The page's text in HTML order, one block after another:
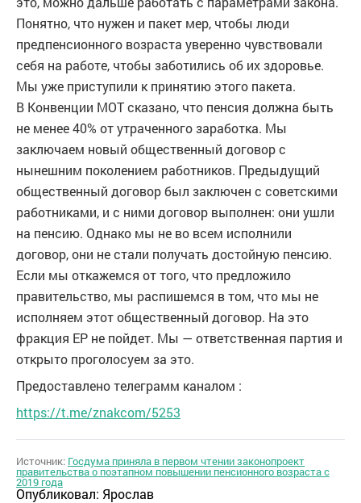
Понятно, что нужен и пакет мер, чтобы люди
предпенсионного возраста уверенно чувствовали
себя на работе, чтобы заботились об их здоровье.
Мы уже приступили к принятию этого пакета.
В Конвенции МОТ сказано, что пенсия должна быть
не менее 40% от утраченного заработка. Мы
заключаем новый общественный договор с
нынешним поколением работников. Предыдущий
общественный договор был заключен с советскими
работниками, и с ними договор выполнен: они ушли
на пенсию. Однако мы не во всем исполнили
договор, они не стали получать достойную пенсию.
Если мы откажемся от того, что предложило
правительство, мы распишемся в том, что мы не
исполняем этот общественный договор. На это
фракция ЕР не пойдет. Мы — ответственная партия и
открыто проголосуем за это.
Предоставлено телеграмм каналом :
https://t.me/znakcom/5253
Источник: Госдума приняла в первом чтении законопроект
правительства о поэтапном повышении пенсионного возраста с
2019 года
Опубликовал: Ярослав